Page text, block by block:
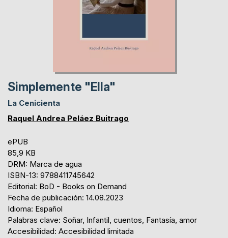
Simplemente "Ella"
La Cenicienta
Raquel Andrea Peláez Buitrago
ePUB
85,9 KB
DRM: Marca de agua
ISBN-13: 9788411745642
Editorial: BoD - Books on Demand
Fecha de publicación: 14.08.2023
Idioma: Español
Palabras clave: Soñar, Infantil, cuentos, Fantasía, amor
Accesibilidad: Accesibilidad limitada